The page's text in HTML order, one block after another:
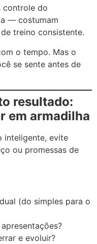
controle do
— costumam
treino consistente.
o tempo. Mas o
se sente antes de
resultado:
em armadilha
inteligente, evite
ou promessas de
(do simples para o
e evoluir?